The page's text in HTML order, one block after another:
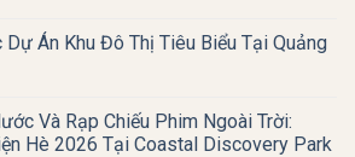
Dự Án Khu Đô Thị Tiêu Biểu Tại Quảng
Và Rạp Chiếu Phim Ngoài Trời:
Hè 2026 Tại Coastal Discovery Park